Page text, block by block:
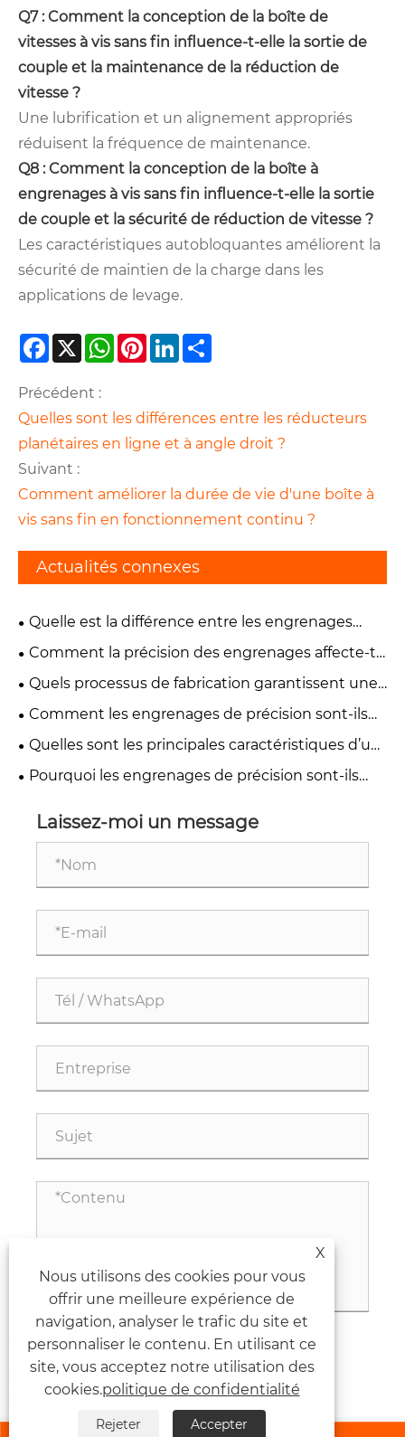
Q7 : Comment la conception de la boîte de
vitesses à vis sans fin influence-t-elle la sortie de
couple et la maintenance de la réduction de
vitesse ?
Une lubrification et un alignement appropriés
réduisent la fréquence de maintenance.
Q8 : Comment la conception de la boîte à
engrenages à vis sans fin influence-t-elle la sortie
de couple et la sécurité de réduction de vitesse ?
Les caractéristiques autobloquantes améliorent la
sécurité de maintien de la charge dans les
applications de levage.
Facebook
X WhatsApp
PinterestLinkedIn
Précédent :
Quelles sont les différences entre les réducteurs
planétaires en ligne et à angle droit ?
Suivant :
Comment améliorer la durée de vie d'une boîte à
vis sans fin en fonctionnement continu ?
Actualités connexes
Quelle est la différence entre les engrenages
hélicoïdaux de précision et les engrenages droits ?
Comment la précision des engrenages affecte-t-
elle les performances et la fiabilité de
l’équipement ?
Quels processus de fabrication garantissent une
haute précision dans les engrenages de
Comment les engrenages de précision sont-ils
fabriqués pour les applications industrielles ?
Quelles sont les principales caractéristiques d’un
engrenage de haute précision ?
Pourquoi les engrenages de précision sont-ils
Laissez-moi un message
soumettre 
X
Nous utilisons des cookies pour vous
offrir une meilleure expérience de
navigation, analyser le trafic du site et
personnaliser le contenu. En utilisant ce
site, vous acceptez notre utilisation des
cookies.politique de confidentialité
Rejeter Accepter